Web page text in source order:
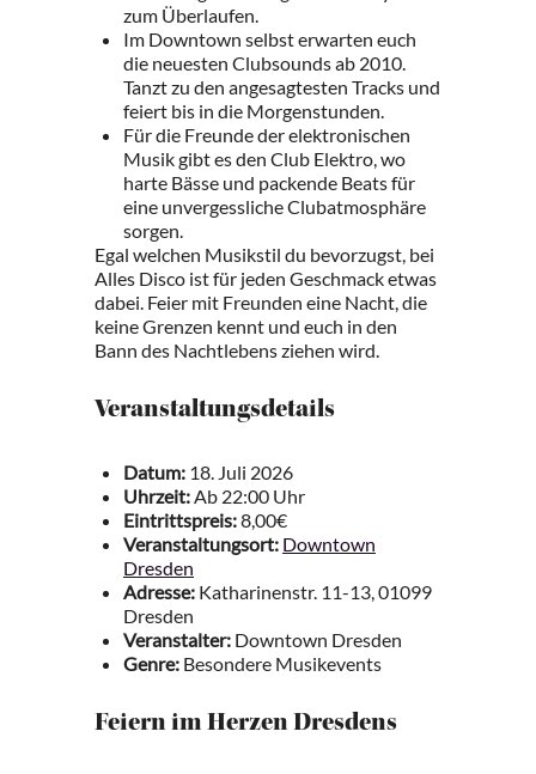
zum Überlaufen.
Im Downtown selbst erwarten euch
die neuesten Clubsounds ab 2010.
Tanzt zu den angesagtesten Tracks und
feiert bis in die Morgenstunden.
Für die Freunde der elektronischen
Musik gibt es den Club Elektro, wo
harte Bässe und packende Beats für
eine unvergessliche Clubatmosphäre
sorgen.
Egal welchen Musikstil du bevorzugst, bei
Alles Disco ist für jeden Geschmack etwas
dabei. Feier mit Freunden eine Nacht, die
keine Grenzen kennt und euch in den
Bann des Nachtlebens ziehen wird.
Veranstaltungsdetails
Datum: 18. Juli 2026
Uhrzeit:Ab 22:00 Uhr
Eintrittspreis:8,00€
Veranstaltungsort: Downtown
Dresden
Adresse: Katharinenstr. 11-13, 01099
Dresden
Veranstalter: Downtown Dresden
Genre: Besondere Musikevents
Feiern im Herzen Dresdens